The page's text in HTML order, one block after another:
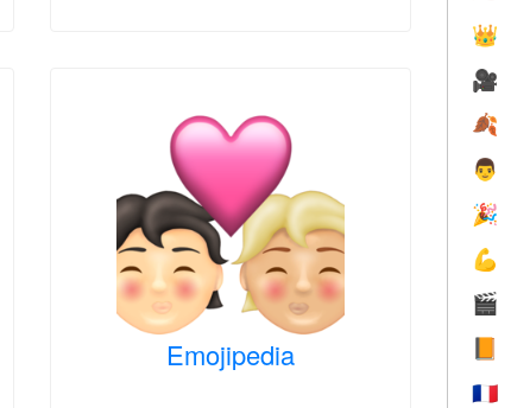
Emojipedia
👑
🎥
🍂
👨
🎉
💪
🎬
🇫🇷